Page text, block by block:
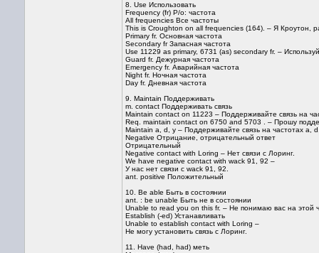
8. Use Использовать
Frequency (fr) Р/о: частота
All frequencies Все частоты
This is Croughton on all frequencies (164). – Я Кроутон,
Primary fr. Основная частота
Secondary fr Запасная частота
Use 11229 as primary, 6731 (as) secondary fr. –
Guard fr. Дежурная частота
Emergency fr. Аварийная частота
Night fr. Ночная частота
Day fr. Дневная частота
9. Maintain Поддерживать
m. contact Поддерживать связь
Maintain contact on 11223 – Поддерживайте связь на
Req. maintain contact on 6750 and 5703 . – Прошу
Maintain a, d, y – Поддерживайте связь на частотах a,
Negative Отрицание, отрицательный ответ
Отрицательный
Negative contact with Loring – Нет связи с Лоринг.
We have negative contact with wack 91, 92 –
У нас нет связи с wack 91, 92.
ant. positive Положительный
10. Be able Быть в состоянии
ant. : be unable Быть не в состоянии
Unable to read you on this fr. – Не понимаю вас на этой
Establish (-ed) Устанавливать
Unable to establish contact with Loring –
Не могу установить связь с Лоринг.
11. Have (had, had) меть